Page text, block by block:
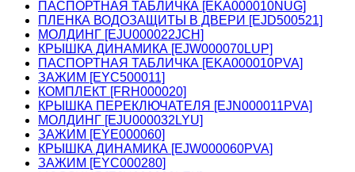
ПАСПОРТНАЯ ТАБЛИЧКА [EKA000010NUG]
ПЛЕНКА ВОДОЗАЩИТЫ В ДВЕРИ [EJD500521]
МОЛДИНГ [EJU000022JCH]
КРЫШКА ДИНАМИКА [EJW000070LUP]
ПАСПОРТНАЯ ТАБЛИЧКА [EKA000010PVA]
ЗАЖИМ [EYC500011]
КОМПЛЕКТ [FRH000020]
КРЫШКА ПЕРЕКЛЮЧАТЕЛЯ [EJN000011PVA]
МОЛДИНГ [EJU000032LYU]
ЗАЖИМ [EYE000060]
КРЫШКА ДИНАМИКА [EJW000060PVA]
ЗАЖИМ [EYC000280]